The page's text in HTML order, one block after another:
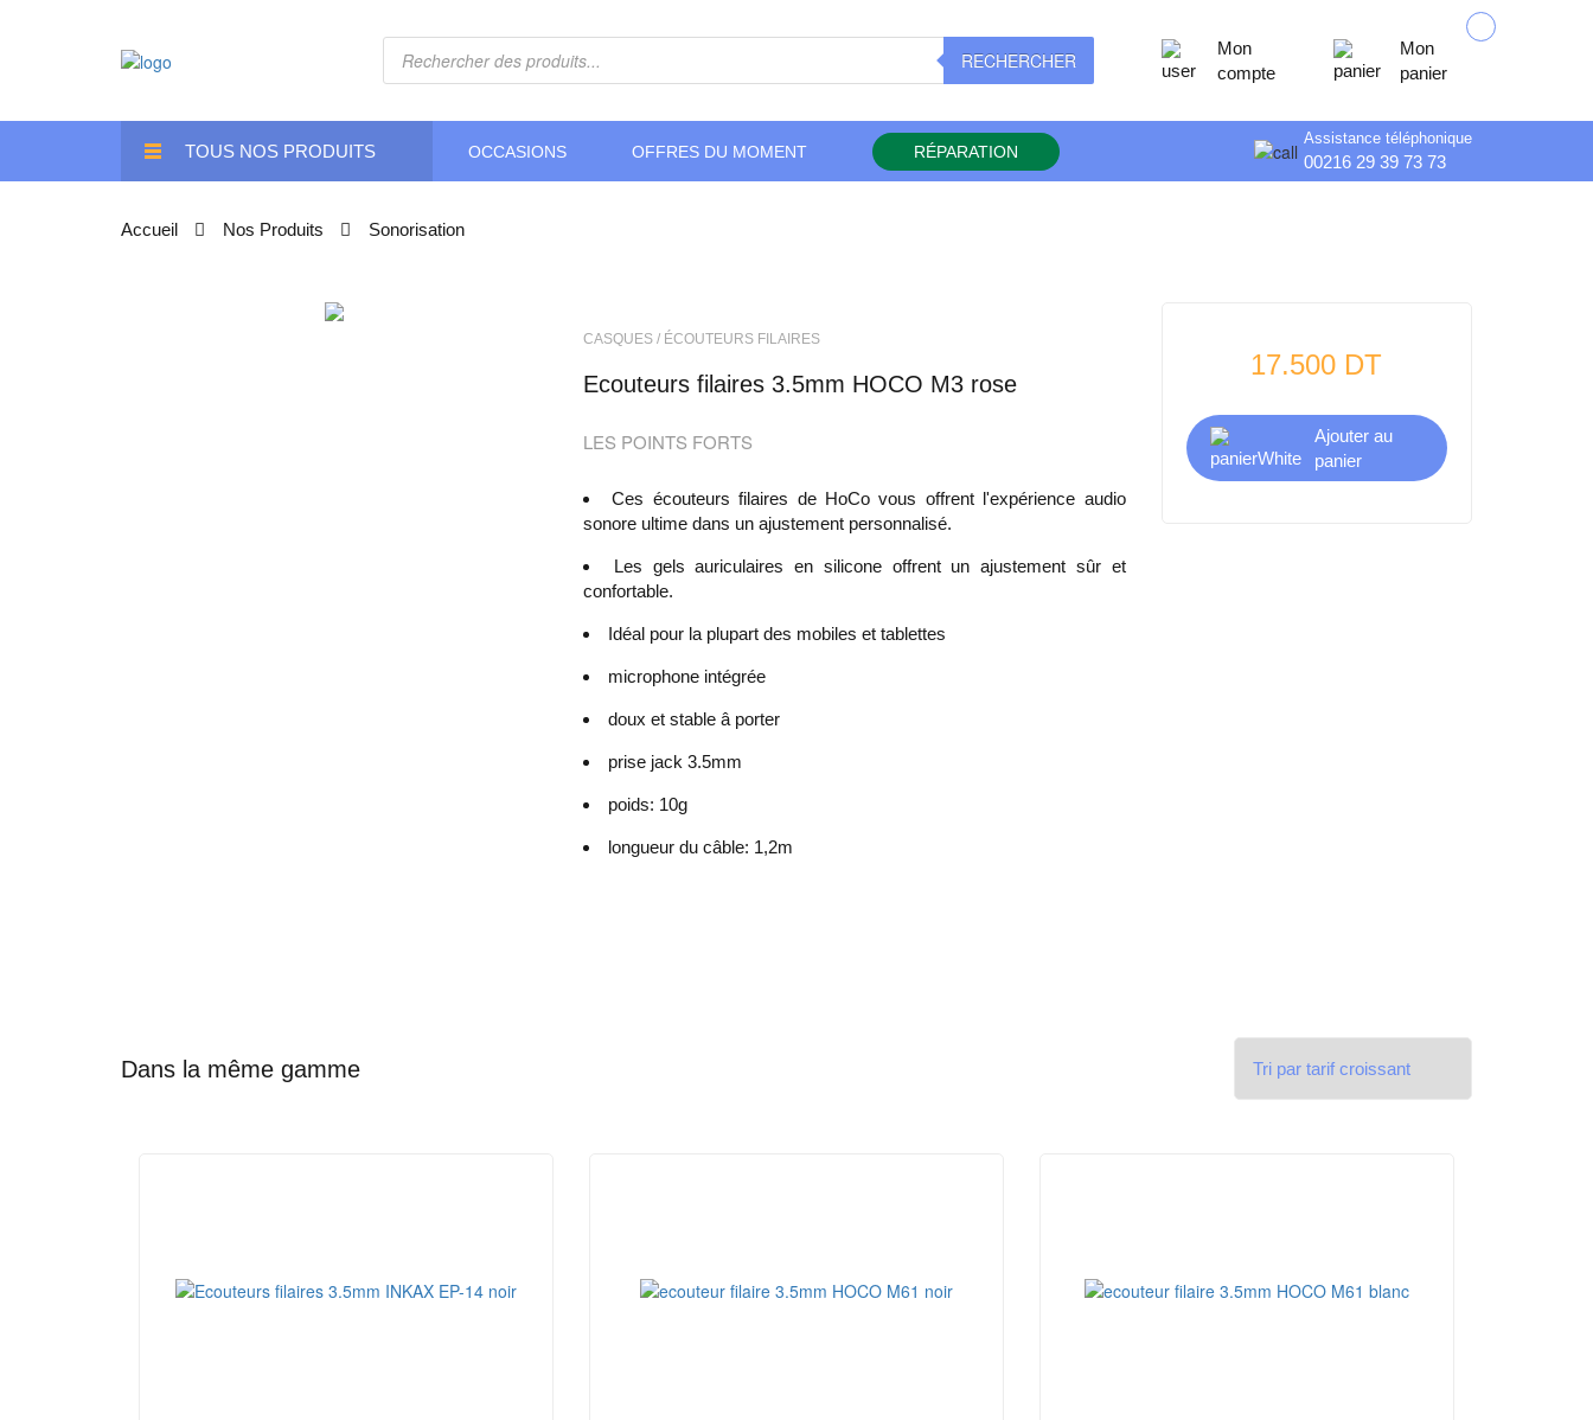
Recherche
RECHERCHER
Mon
compte
Mon
panier
TOUS NOS PRODUITS OCCASIONS OFFRES DU MOMENT RÉPARATION
Assistance téléphonique
00216 29 39 73 73
Accueil Nos Produits Sonorisation
CASQUES / ÉCOUTEURS FILAIRES
Ecouteurs filaires 3.5mm HOCO M3 rose
LES POINTS FORTS
Ces écouteurs filaires de HoCo vous offrent l'expérience audio
sonore ultime dans un ajustement personnalisé.
Les gels auriculaires en silicone offrent un ajustement sûr et
confortable.
Idéal pour la plupart des mobiles et tablettes
microphone intégrée
doux et stable â porter
prise jack 3.5mm
poids: 10g
longueur du câble: 1,2m
17.500 DT
Ajouter au
panier
Dans la même gamme